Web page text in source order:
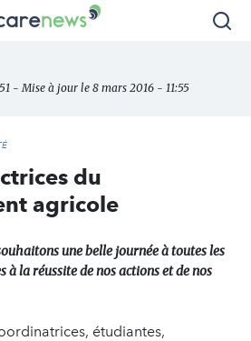
des - Mise à jour le 8 mars 2016 - 11:55
du
agricole
une belle journée à toutes les
à la réussite de nos actions et de nos
étudiantes,